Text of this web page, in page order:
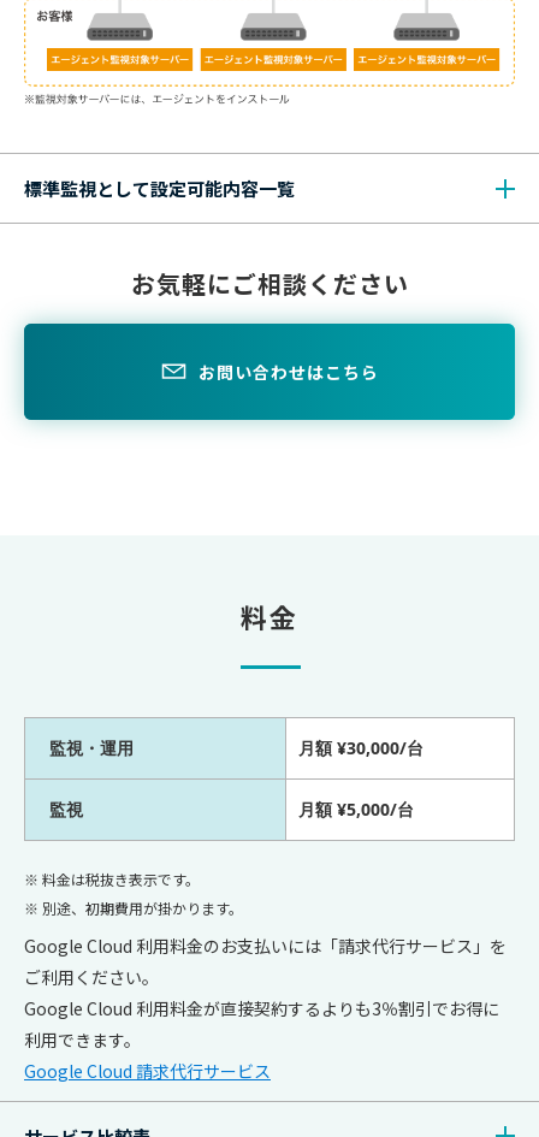
標準監視として設定可能内容一覧
お気軽にご相談ください
お問い合わせはこちら
料金
監視・運用 月額 ¥30,000/台
監視 月額 ¥5,000/台
※ 料金は税抜き表示です。
※ 別途、初期費用が掛かります。
Google Cloud 利用料金のお支払いには「請求代行サービス」を
ご利用ください。
Google Cloud 利用料金が直接契約するよりも3％割引でお得に
利用できます。
Google Cloud 請求代行サービス